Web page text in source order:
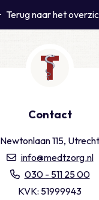
Terug naar het
Contact
Newtonlaan 115, Utrecht
info@medtzorg.nl
030 - 511 25 00
KVK: 51999943